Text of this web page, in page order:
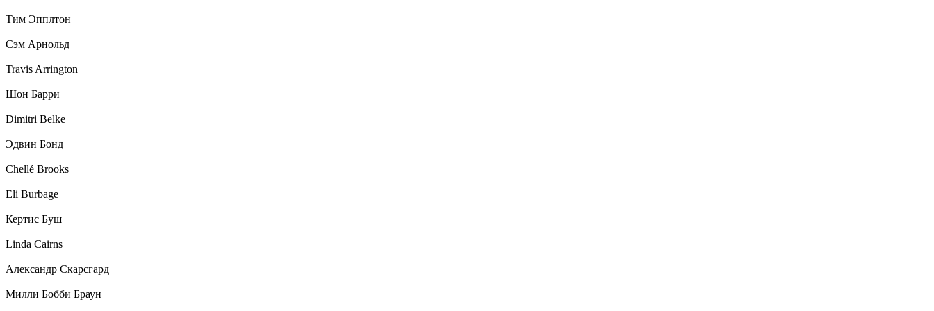
Тим Эпплтон
Сэм Арнольд
Travis Arrington
Шон Барри
Dimitri Belke
Эдвин Бонд
Chellé Brooks
Eli Burbage
Кертис Буш
Linda Cairns
Александр Скарсгард
Милли Бобби Браун